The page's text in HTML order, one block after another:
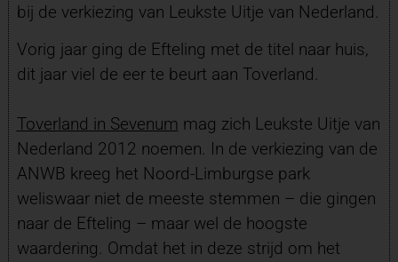
bij de verkiezing van Leukste Uitje van Nederland.
Vorig jaar ging de Efteling met de titel naar huis,
dit jaar viel de eer te beurt aan Toverland.
Toverland in Sevenum mag zich Leukste Uitje van
Nederland 2012 noemen. In de verkiezing van de
ANWB kreeg het Noord-Limburgse park
weliswaar niet de meeste stemmen – die gingen
naar de Efteling – maar wel de hoogste
waardering. Omdat het in deze strijd om het